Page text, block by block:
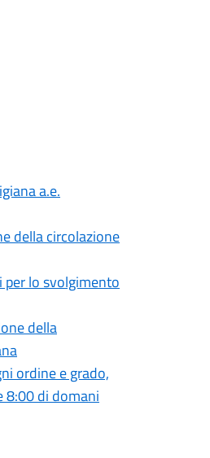
a.e.
della circolazione
per lo svolgimento
della
ordine e grado,
8:00 di domani